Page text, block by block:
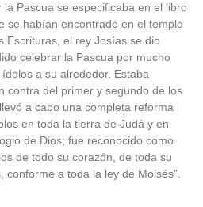
Pascua se especificaba en el libro
se habían encontrado en el templo
Escrituras, el rey Josías se dio
celebrar la Pascua por mucho
a su alrededor. Estaba
contra del primer y segundo de los
a cabo una completa reforma
en toda la tierra de Judá y en
de Dios; fue reconocido como
de todo su corazón, de toda su
a toda la ley de Moisés”.